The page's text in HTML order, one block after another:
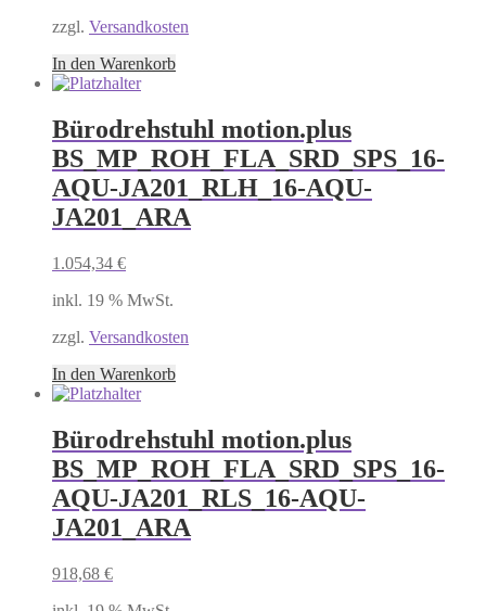
zzgl. Versandkosten
In den Warenkorb
Bürodrehstuhl motion.plus
BS_MP_ROH_FLA_SRD_SPS_16-
AQU-JA201_RLH_16-AQU-
JA201_ARA
1.054,34 €
inkl. 19 % MwSt.
zzgl. Versandkosten
In den Warenkorb
Bürodrehstuhl motion.plus
BS_MP_ROH_FLA_SRD_SPS_16-
AQU-JA201_RLS_16-AQU-
JA201_ARA
918,68 €